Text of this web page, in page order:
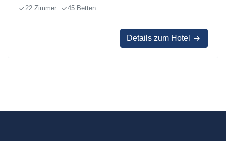
22 Zimmer 45 Betten
Details zum Hotel